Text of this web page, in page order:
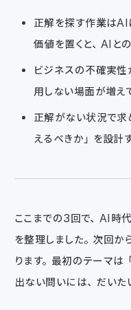
正解を探す作業は
価値を置くと、AIと
ビジネスの不確実
用しない場面が増え
正解がない状況で求
えるべきか」を設計
ここまでの3回で、AI時
を整理しました。次回
ります。最初のテーマは
出ない問いには、だいた